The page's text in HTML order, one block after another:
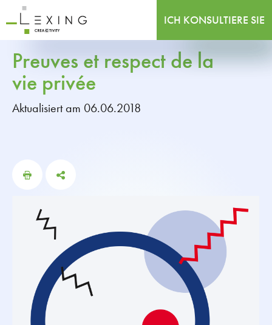
ICH KONSULTIERE SIE
Preuves et respect de la
vie privée
Aktualisiert am 06.06.2018